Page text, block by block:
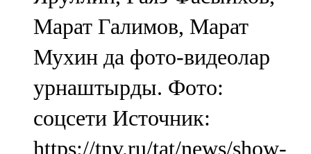
Марат Галимов, Марат
Мухин да фото-видеолар
урнаштырды. Фото:
соцсети Источник:
https://tnv.ru/tat/news/show-